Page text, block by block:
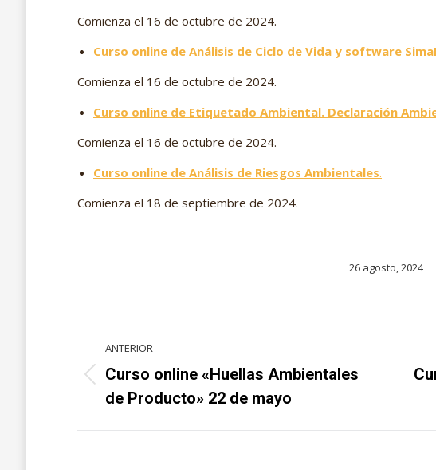
Comienza el 16 de octubre de 2024.
Curso online de Análisis de Ciclo de Vida y software
Comienza el 16 de octubre de 2024.
Curso online de Etiquetado Ambiental. Declaración
Comienza el 16 de octubre de 2024.
Curso online de Análisis de Riesgos Ambientales.
Comienza el 18 de septiembre de 2024.
26 agosto, 2024
entre
proyectos
ANTERIOR
Proyecto
anterior
Curso online «Huellas Ambientales
de Producto» 22 de mayo